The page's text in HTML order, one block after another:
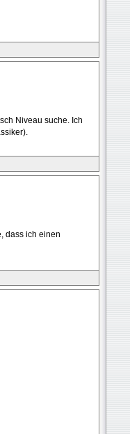
Niveau suche. Ich
dass ich einen